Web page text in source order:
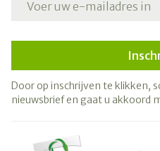
Door op inschrijven te klikken,
nieuwsbrief en gaat u akkoord